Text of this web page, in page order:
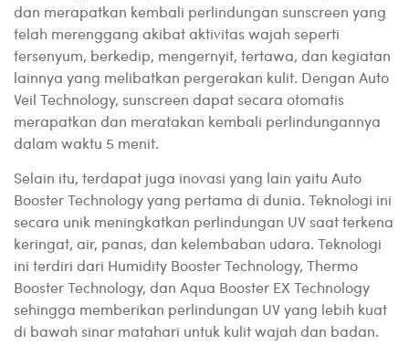
dan merapatkan kembali perlindungan sunscreen yang
telah merenggang akibat aktivitas wajah seperti
tersenyum, berkedip, mengernyit, tertawa, dan kegiatan
lainnya yang melibatkan pergerakan kulit. Dengan Auto
Veil Technology, sunscreen dapat secara otomatis
merapatkan dan meratakan kembali perlindungannya
dalam waktu 5 menit.
Selain itu, terdapat juga inovasi yang lain yaitu Auto
Booster Technology yang pertama di dunia. Teknologi ini
secara unik meningkatkan perlindungan UV saat terkena
keringat, air, panas, dan kelembaban udara. Teknologi
ini terdiri dari Humidity Booster Technology, Thermo
Booster Technology, dan Aqua Booster EX Technology
sehingga memberikan perlindungan UV yang lebih kuat
di bawah sinar matahari untuk kulit wajah dan badan.